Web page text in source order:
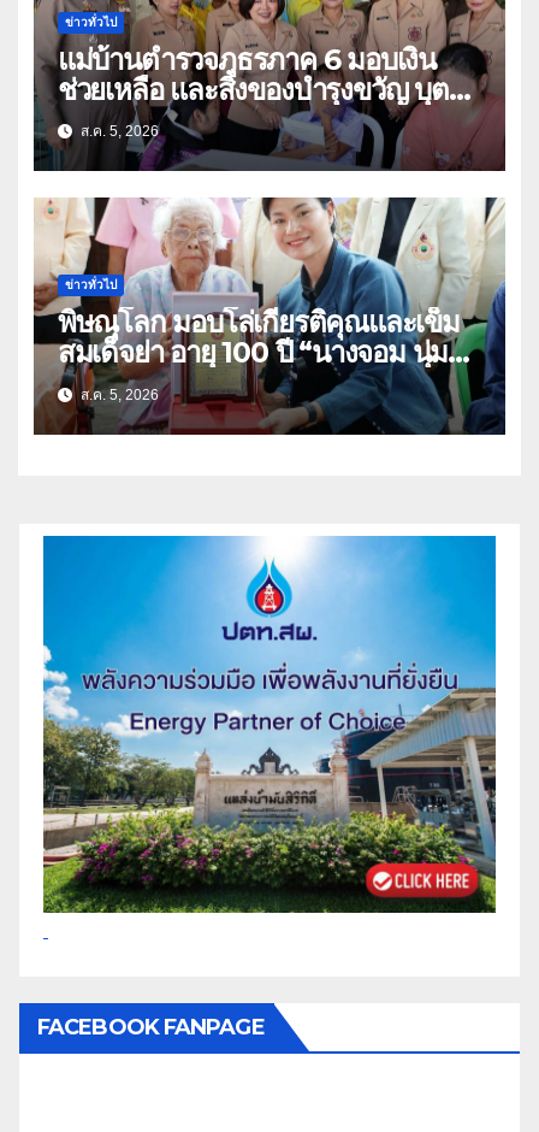
ข่าวทั่วไป
แม่บ้านตำรวจภูธรภาค 6 มอบเงิน
ช่วยเหลือ และสิ่งของบำรุงขวัญ บุตร-
ธิดา ข้าราชการตำรวจจังหวัด
อุทัยธานี
ส.ค. 5, 2026
ข่าวทั่วไป
พิษณุโลก มอบโล่เกียรติคุณและเข็ม
สมเด็จย่า อายุ 100 ปี “นางจอม นุ่ม
เนตร” ตำบลบ้านกร่าง อำเภอเมือง
ส.ค. 5, 2026
FACEBOOK FANPAGE